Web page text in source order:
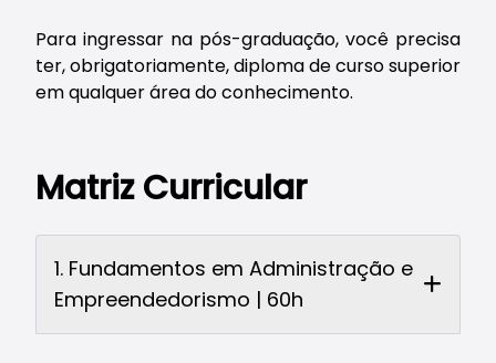
Para ingressar na pós-graduação, você precisa
ter, obrigatoriamente, diploma de curso superior
em qualquer área do conhecimento.
Matriz Curricular
1. Fundamentos em Administração e
Empreendedorismo | 60h